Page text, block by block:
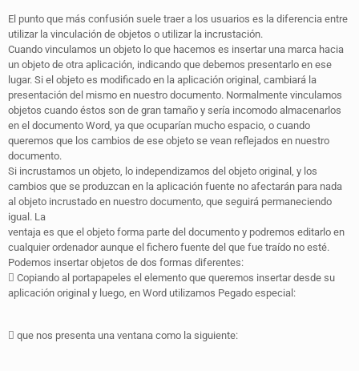
El punto que más confusión suele traer a los usuarios es la diferencia entre
utilizar la vinculación de objetos o utilizar la incrustación.
Cuando vinculamos un objeto lo que hacemos es insertar una marca hacia
un objeto de otra aplicación, indicando que debemos presentarlo en ese
lugar. Si el objeto es modificado en la aplicación original, cambiará la
presentación del mismo en nuestro documento. Normalmente vinculamos
objetos cuando éstos son de gran tamaño y sería incomodo almacenarlos
en el documento Word, ya que ocuparían mucho espacio, o cuando
queremos que los cambios de ese objeto se vean reflejados en nuestro
documento.
Si incrustamos un objeto, lo independizamos del objeto original, y los
cambios que se produzcan en la aplicación fuente no afectarán para nada
al objeto incrustado en nuestro documento, que seguirá permaneciendo
igual. La
ventaja es que el objeto forma parte del documento y podremos editarlo en
cualquier ordenador aunque el fichero fuente del que fue traído no esté.
Podemos insertar objetos de dos formas diferentes:
 Copiando al portapapeles el elemento que queremos insertar desde su
aplicación original y luego, en Word utilizamos Pegado especial:
 que nos presenta una ventana como la siguiente: